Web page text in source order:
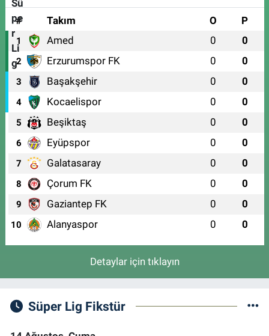
# Takım O P
1 Amed 0 0
2 Erzurumspor FK 0 0
3 Başakşehir 0 0
4 Kocaelispor 0 0
5 Beşiktaş 0 0
6 Eyüpspor 0 0
7 Galatasaray 0 0
8 Çorum FK 0 0
9 Gaziantep FK 0 0
10 Alanyaspor 0 0
Detaylar için tıklayın
Süper Lig Fikstür